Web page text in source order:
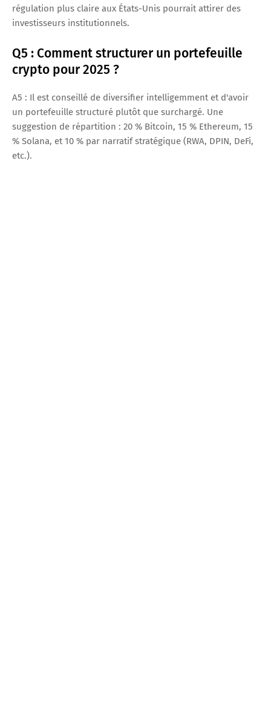
régulation plus claire aux États-Unis pourrait attirer des
investisseurs institutionnels.
Q5 : Comment structurer un portefeuille
crypto pour 2025 ?
A5 : Il est conseillé de diversifier intelligemment et d'avoir
un portefeuille structuré plutôt que surchargé. Une
suggestion de répartition : 20 % Bitcoin, 15 % Ethereum, 15
% Solana, et 10 % par narratif stratégique (RWA, DPIN, DeFi,
etc.).